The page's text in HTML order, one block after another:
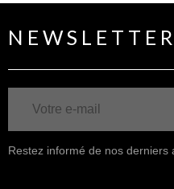
NEWSLETTER
Restez informé de nos derniers